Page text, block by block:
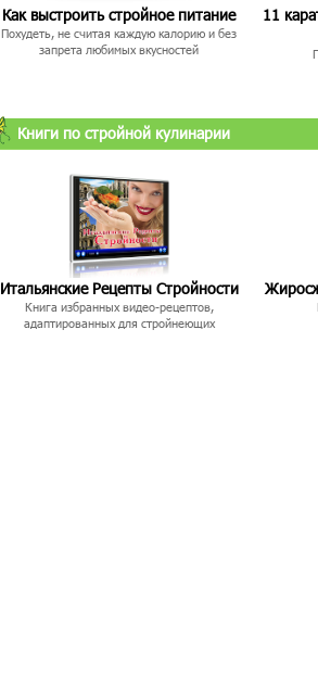
Как выстроить стройное питание
Похудеть, не считая каждую калорию и без
запрета любимых вкусностей
11
Книги по стройной кулинарии
Итальянские Рецепты Стройности
Книга избранных видео-рецептов,
адаптированных для стройнеющих